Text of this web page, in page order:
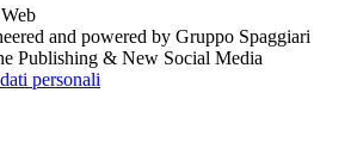
and powered by Gruppo Spaggiari
Publishing & New Social Media
personali